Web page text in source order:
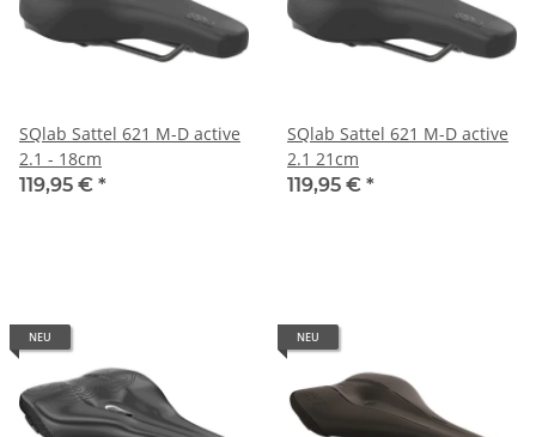
SQlab Sattel 621 M-D active
2.1 - 18cm
119,95 € *
SQlab Sattel 621 M-D active
2.1 21cm
119,95 € *
NEU NEU